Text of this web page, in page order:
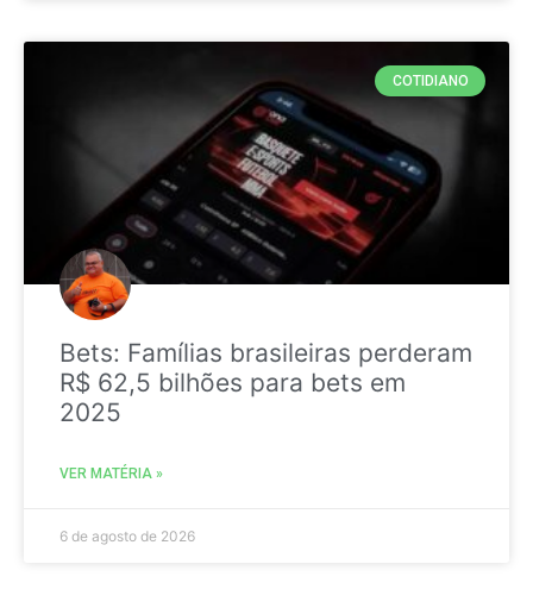
COTIDIANO
Bets: Famílias brasileiras perderam
R$ 62,5 bilhões para bets em
2025
VER MATÉRIA »
6 de agosto de 2026